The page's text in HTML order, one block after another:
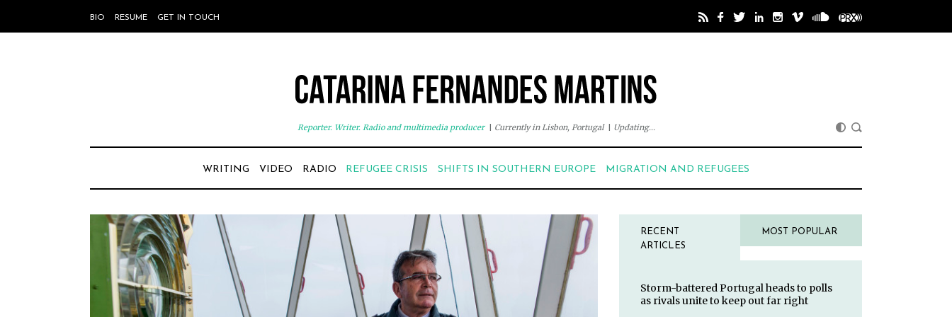
BIO RESUME GET IN TOUCH
Reporter. Writer. Radio and multimedia producer| Currently in Lisbon, Portugal| Updating...
WRITING VIDEO RADIO REFUGEE CRISIS SHIFTS IN SOUTHERN EUROPE MIGRATION AND REFUGEES
RECENT
ARTICLES
MOST POPULAR
Storm-battered Portugal heads to polls
as rivals unite to keep out far right